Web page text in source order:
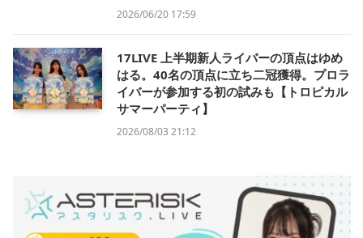
2026/06/20 17:59
17LIVE 上半期新人ライバーの頂点はゆめ
はる。40名の頂点に立ち二冠獲得。プロラ
イバーが参加する初の試みも【トロピカル
サマーパーティ】
2026/08/03 21:12